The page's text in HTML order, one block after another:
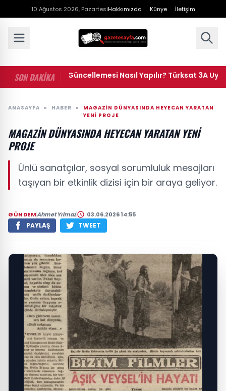
10 Ağustos 2026, PazartesiHakkımızda Künye İletişim
SON DAKİKA
Uydu Kanal Güncellemesi Nasıl Yapılır? Türksat 3A Uydu
ANASAYFA » HABER »
MAGAZIN DÜNYASINDA HEYECAN YARATAN
YENI PROJE
MAGAZIN DÜNYASINDA HEYECAN YARATAN YENI
PROJE
Ünlü sanatçılar, sosyal sorumluluk mesajları
taşıyan bir etkinlik dizisi için bir araya geliyor.
GÜNDEMAhmet Yılmaz 03.06.2026 14:55
PAYLAŞ TWEET